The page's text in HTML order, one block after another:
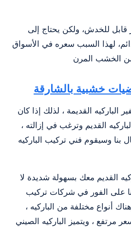
قابل للخدش، ولكن يحتاج إلى
لهذا السبب سعره في الأسواق
من الخشب المرن
خشبية بالشارقة
الباركيه القديمة ، لذلك إذا كان
القديم وترغب في إزالته ،
وسيقوم فني تركيب الباركيه
القديم معك بسهولة شديدة لا
على الفور في شركات تركيب
أنواع مختلفة من الباركيه ،
مرتفع ، ويتميز الباركيه الصيني